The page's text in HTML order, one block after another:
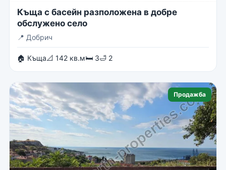
Къща с басейн разположена в добре
обслужено село
📍 Добрич
🏠 Къща📐 142 кв.м🛏 3🛁 2
Продажба